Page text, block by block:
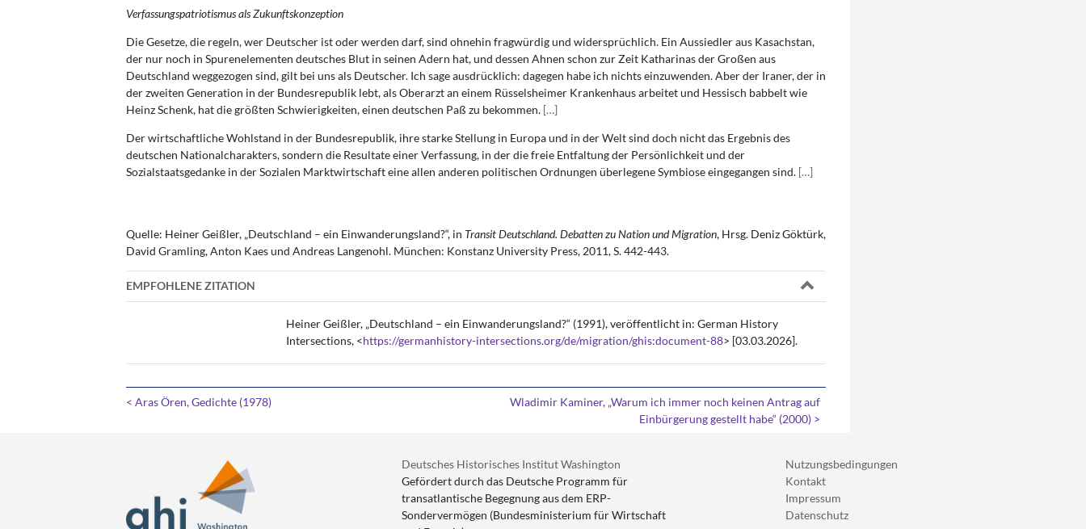
Verfassungspatriotismus als Zukunftskonzeption
Die Gesetze, die regeln, wer Deutscher ist oder werden darf, sind ohnehin fragwürdig und widersprüchlich. Ein Aussiedler aus Kasachstan,
der nur noch in Spurenelementen deutsches Blut in seinen Adern hat, und dessen Ahnen schon zur Zeit Katharinas der Großen aus
Deutschland weggezogen sind, gilt bei uns als Deutscher. Ich sage ausdrücklich: dagegen habe ich nichts einzuwenden. Aber der Iraner, der in
der zweiten Generation in der Bundesrepublik lebt, als Oberarzt an einem Rüsselsheimer Krankenhaus arbeitet und Hessisch babbelt wie
Heinz Schenk, hat die größten Schwierigkeiten, einen deutschen Paß zu bekommen. […]
Der wirtschaftliche Wohlstand in der Bundesrepublik, ihre starke Stellung in Europa und in der Welt sind doch nicht das Ergebnis des
deutschen Nationalcharakters, sondern die Resultate einer Verfassung, in der die freie Entfaltung der Persönlichkeit und der
Sozialstaatsgedanke in der Sozialen Marktwirtschaft eine allen anderen politischen Ordnungen überlegene Symbiose eingegangen sind. […]
Quelle: Heiner Geißler, „Deutschland – ein Einwanderungsland?“, in Transit Deutschland. Debatten zu Nation und Migration, Hrsg. Deniz Göktürk,
David Gramling, Anton Kaes und Andreas Langenohl. München: Konstanz University Press, 2011, S. 442-443.
EMPFOHLENE ZITATION
Heiner Geißler, „Deutschland – ein Einwanderungsland?“ (1991), veröffentlicht in: German History
Intersections, <https://germanhistory-intersections.org/de/migration/ghis:document-88> [03.03.2026].
< Aras Ören, Gedichte (1978)
Wladimir Kaminer, „Warum ich immer noch keinen Antrag auf
Einbürgerung gestellt habe“ (2000) >
Deutsches Historisches Institut Washington
Gefördert durch das Deutsche Programm für
transatlantische Begegnung aus dem ERP-
Sondervermögen (Bundesministerium für Wirtschaft
Nutzungsbedingungen
Kontakt
Impressum
Datenschutz